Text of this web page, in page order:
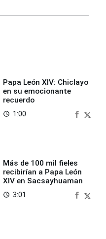
Papa León XIV: Chiclayo
en su emocionante
recuerdo
access_time 1:00
Más de 100 mil fieles
recibirían a Papa León
XIV en Sacsayhuaman
access_time 3:01